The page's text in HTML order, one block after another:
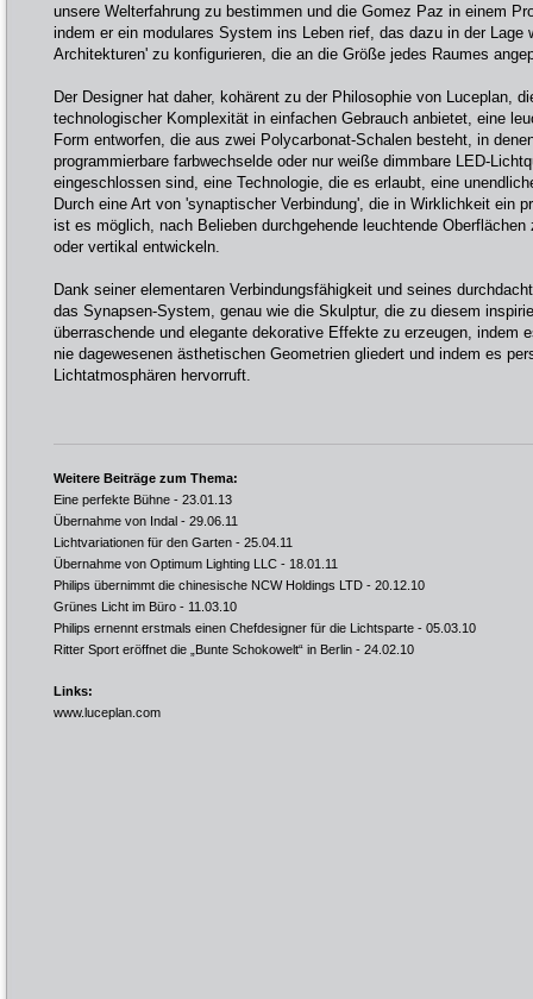
unsere Welterfahrung zu bestimmen und die Gomez Paz in einem
indem er ein modulares System ins Leben rief, das dazu in der Lage
Architekturen' zu konfigurieren, die an die Größe jedes Raumes
Der Designer hat daher, kohärent zu der Philosophie von Luceplan,
technologischer Komplexität in einfachen Gebrauch anbietet, eine
Form entworfen, die aus zwei Polycarbonat-Schalen besteht, in
programmierbare farbwechselde oder nur weiße dimmbare LED-
eingeschlossen sind, eine Technologie, die es erlaubt, eine
Durch eine Art von 'synaptischer Verbindung', die in Wirklichkeit ein
ist es möglich, nach Belieben durchgehende leuchtende
oder vertikal entwickeln.
Dank seiner elementaren Verbindungsfähigkeit und seines
das Synapsen-System, genau wie die Skulptur, die zu diesem
überraschende und elegante dekorative Effekte zu erzeugen, indem
nie dagewesenen ästhetischen Geometrien gliedert und indem es
Lichtatmosphären hervorruft.
Weitere Beiträge zum Thema:
Eine perfekte Bühne - 23.01.13
Übernahme von Indal - 29.06.11
Lichtvariationen für den Garten - 25.04.11
Übernahme von Optimum Lighting LLC - 18.01.11
Philips übernimmt die chinesische NCW Holdings LTD - 20.12.10
Grünes Licht im Büro - 11.03.10
Philips ernennt erstmals einen Chefdesigner für die Lichtsparte - 05.03.10
Ritter Sport eröffnet die „Bunte Schokowelt“ in Berlin - 24.02.10
Links:
www.luceplan.com